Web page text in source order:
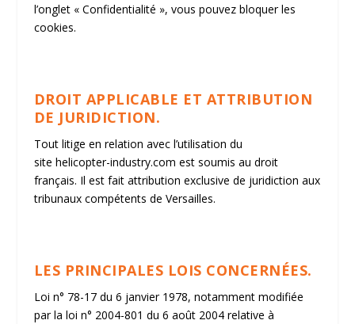
l’onglet « Confidentialité », vous pouvez bloquer les
cookies.
DROIT APPLICABLE ET ATTRIBUTION
DE JURIDICTION.
Tout litige en relation avec l’utilisation du
site helicopter-industry.com est soumis au droit
français. Il est fait attribution exclusive de juridiction aux
tribunaux compétents de Versailles.
LES PRINCIPALES LOIS CONCERNÉES.
Loi n° 78-17 du 6 janvier 1978, notamment modifiée
par la loi n° 2004-801 du 6 août 2004 relative à